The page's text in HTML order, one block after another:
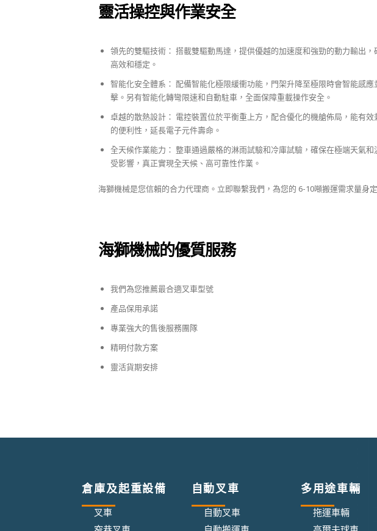
靈活操控與作業安全
領先的雙驅技術： 搭載雙驅動馬達，提供優越的加速度和強勁的動力輸出，
高效和穩定。
智能化安全體系： 配備智能化極限緩衝功能，門架升降至極限時會智能感應
擊。另有智能化轉彎限速和自動駐車，全面保障重載操作安全。
卓越的散熱設計： 電控裝置位於平衡重上方，配合優化的機艙佈局，能有效
的便利性，延長電子元件壽命。
全天候作業能力： 整車通過嚴格的淋雨試驗和冷庫試驗，確保在極端天氣和
受影響，真正實現全天候、高可靠性作業。
海獅機械是您信賴的合力代理商。立即聯繫我們，為您的 6-10噸搬運需求量身
海獅機械的優質服務
我們為您推薦最合適叉車型號
產品保用承諾
專業強大的售後服務團隊
精明付款方案
靈活貨期安排
倉庫及起重設備
叉車
自動叉車
自動叉車
多用途車輛
拖運車輛